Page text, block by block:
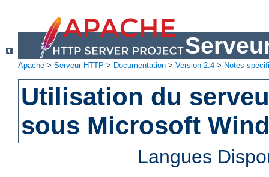
Apache > Serveur HTTP > Documentation > Version 2.4 > Notes
Utilisation du
sous Microsoft
Langues